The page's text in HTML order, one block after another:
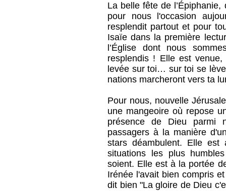
La belle fête de
pour nous l'occasion
resplendit partout et pour
Isaïe dans la première
l’Église dont nous
resplendis ! Elle est
levée sur toi… sur toi se
nations marcheront vers ta
Pour nous, nouvelle
une mangeoire où repose
présence de Dieu parmi
passagers à la manière
stars déambulent. Elle
situations les plus
soient. Elle est à la portée
Irénée l'avait bien compris
dit bien "La gloire de Dieu